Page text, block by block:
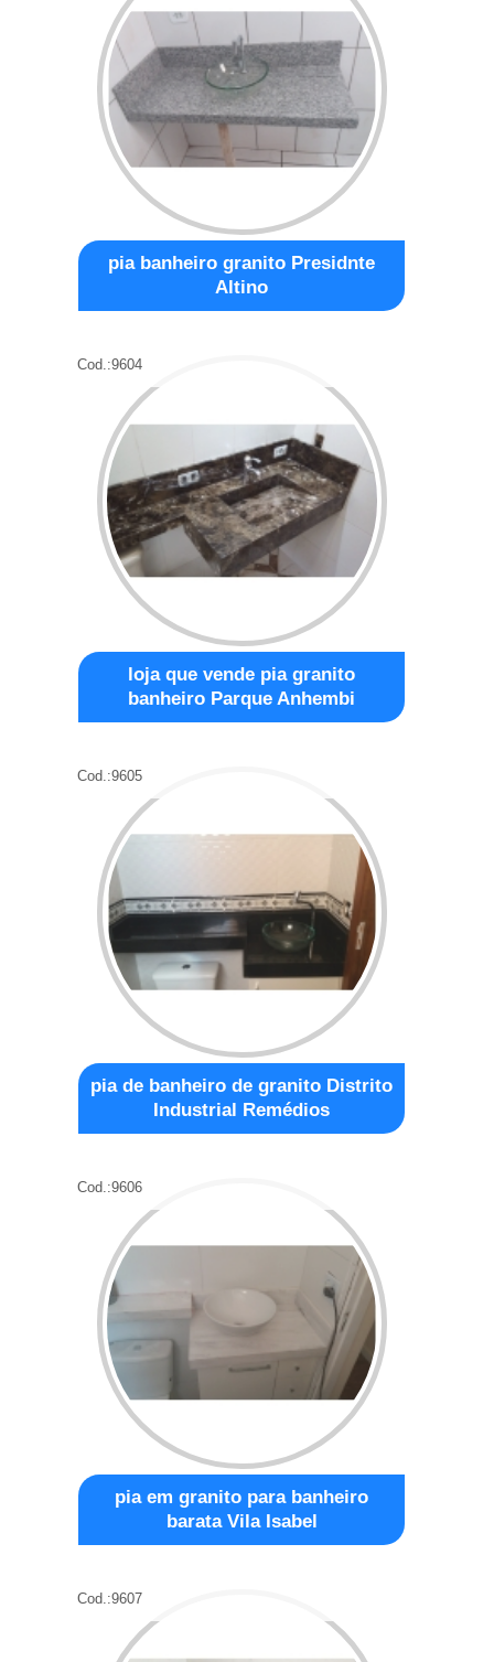
pia banheiro granito Presidnte
Altino
Cod.:9604
loja que vende pia granito
banheiro Parque Anhembi
Cod.:9605
pia de banheiro de granito Distrito
Industrial Remédios
Cod.:9606
pia em granito para banheiro
barata Vila Isabel
Cod.:9607